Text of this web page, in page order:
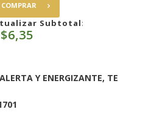
COMPRAR
Subtotal:
$6,35
ALERTA Y ENERGIZANTE, TE